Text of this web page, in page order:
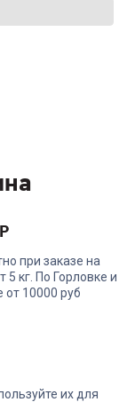
при заказе на
5 кг. По Горловке и
от 10000 руб
их для